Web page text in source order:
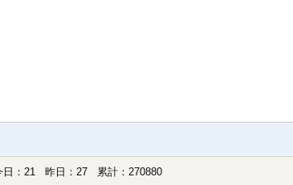
日：21 昨日：27 累計：270880